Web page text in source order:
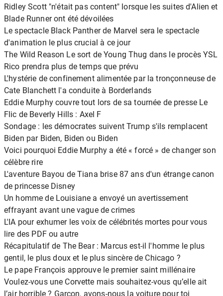
Ridley Scott "n'était pas content" lorsque les suites d'Alien et
Blade Runner ont été dévoilées
Le spectacle Black Panther de Marvel sera le spectacle
d'animation le plus crucial à ce jour
The Wild Reason Le sort de Young Thug dans le procès YSL
Rico prendra plus de temps que prévu
L'hystérie de confinement alimentée par la tronçonneuse de
Cate Blanchett l'a conduite à Borderlands
Eddie Murphy couvre tout lors de sa tournée de presse Le
Flic de Beverly Hills : Axel F
Sondage : les démocrates suivent Trump s'ils remplacent
Biden par Biden, Biden ou Biden
Voici pourquoi Eddie Murphy a été « forcé » de changer son
célèbre rire
L'aventure Bayou de Tiana brise 87 ans d'un étrange canon
de princesse Disney
Un homme de Louisiane a envoyé un avertissement
effrayant avant une vague de crimes
L'IA pour exhumer les voix de célébrités mortes pour vous
lire des PDF ou autre
Récapitulatif de The Bear : Marcus est-il l'homme le plus
gentil, le plus doux et le plus sincère de Chicago ?
Le pape François approuve le premier saint millénaire
Voulez-vous une Corvette mais souhaitez-vous qu’elle ait
l’air horrible ? Garçon, avons-nous la voiture pour toi